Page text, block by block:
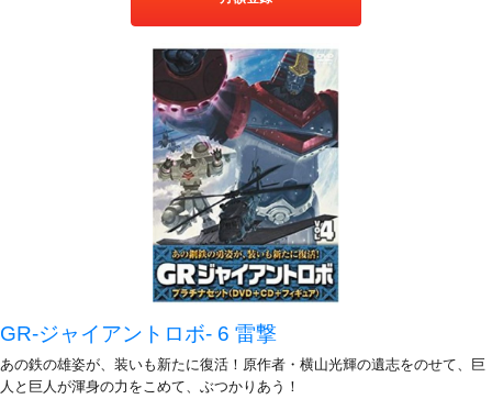
GR-ジャイアントロボ- 6 雷撃
あの鉄の雄姿が、装いも新たに復活！原作者・横山光輝の遺志をのせて、巨
人と巨人が渾身の力をこめて、ぶつかりあう！